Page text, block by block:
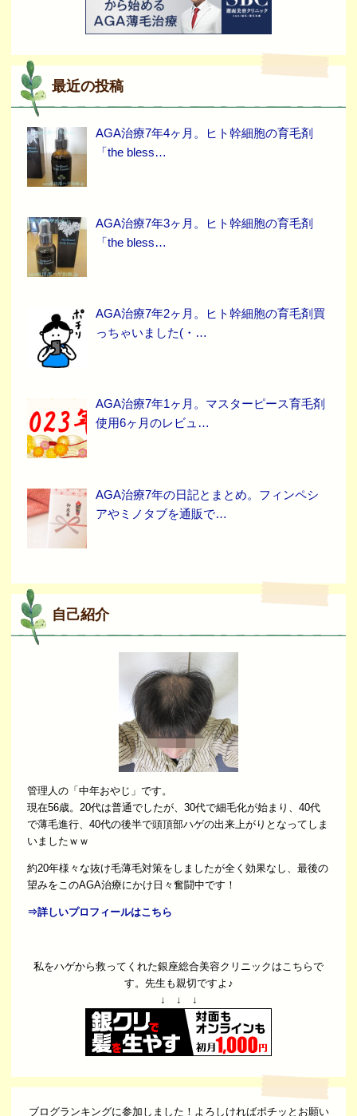
最近の投稿
AGA治療7年4ヶ月。ヒト幹細胞の育毛剤
「the bless…
AGA治療7年3ヶ月。ヒト幹細胞の育毛剤
「the bless…
AGA治療7年2ヶ月。ヒト幹細胞の育毛剤買
っちゃいました(・…
AGA治療7年1ヶ月。マスターピース育毛剤
使用6ヶ月のレビュ…
AGA治療7年の日記とまとめ。フィンペシ
アやミノタブを通販で…
自己紹介
管理人の「中年おやじ」です。
現在56歳。20代は普通でしたが、30代で細毛化が始まり、40代
で薄毛進行、40代の後半で頭頂部ハゲの出来上がりとなってしま
いましたｗｗ
約20年様々な抜け毛薄毛対策をしましたが全く効果なし、最後の
望みをこのAGA治療にかけ日々奮闘中です！
⇒詳しいプロフィールはこちら
私をハゲから救ってくれた銀座総合美容クリニックはこちらで
す。先生も親切ですよ♪
↓ ↓ ↓
ブログランキングに参加しました！よろしければポチッとお願い